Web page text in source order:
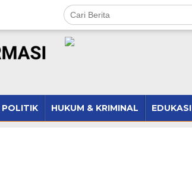
POLITIK HUKUM & KRIMINAL EDUKASI